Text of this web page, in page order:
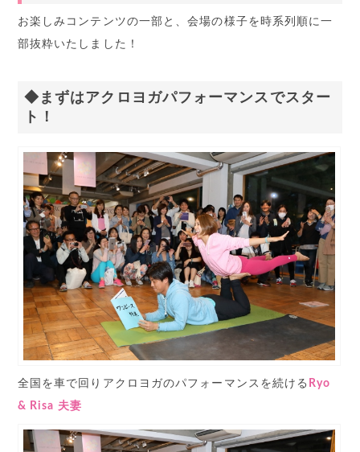
お楽しみコンテンツの一部と、会場の様子を時系列順に一
部抜粋いたしました！
◆まずはアクロヨガパフォーマンスでスター
ト！
全国を車で回りアクロヨガのパフォーマンスを続ける Ryo
& Risa 夫妻